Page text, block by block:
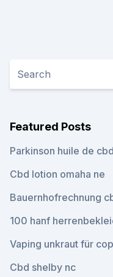
Featured Posts
Parkinson huile de cbd
Cbd lotion omaha ne
Bauernhofrechnung
100 hanf
Vaping unkraut für
Cbd shelby nc